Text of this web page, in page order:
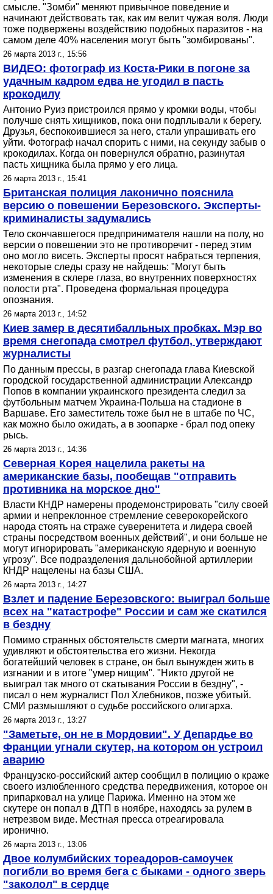
смысле. "Зомби" меняют привычное поведение и
начинают действовать так, как им велит чужая воля. Люди
тоже подвержены воздействию подобных паразитов - на
самом деле 40% населения могут быть "зомбированы".
26 марта 2013 г., 15:56
ВИДЕО: фотограф из Коста-Рики в погоне за
удачным кадром едва не угодил в пасть
крокодилу
Антонио Руиз пристроился прямо у кромки воды, чтобы
получше снять хищников, пока они подплывали к берегу.
Друзья, беспокоившиеся за него, стали упрашивать его
уйти. Фотограф начал спорить с ними, на секунду забыв о
крокодилах. Когда он повернулся обратно, разинутая
пасть хищника была прямо у его лица.
26 марта 2013 г., 15:41
Британская полиция лаконично пояснила
версию о повешении Березовского. Эксперты-
криминалисты задумались
Тело скончавшегося предпринимателя нашли на полу, но
версии о повешении это не противоречит - перед этим
оно могло висеть. Эксперты просят набраться терпения,
некоторые следы сразу не найдешь: "Могут быть
изменения в склере глаза, во внутренних поверхностях
полости рта". Проведена формальная процедура
опознания.
26 марта 2013 г., 14:52
Киев замер в десятибалльных пробках. Мэр во
время снегопада смотрел футбол, утверждают
журналисты
По данным прессы, в разгар снегопада глава Киевской
городской государственной администрации Александр
Попов в компании украинского президента следил за
футбольным матчем Украина-Польша на стадионе в
Варшаве. Его заместитель тоже был не в штабе по ЧС,
как можно было ожидать, а в зоопарке - брал под опеку
рысь.
26 марта 2013 г., 14:36
Северная Корея нацелила ракеты на
американские базы, пообещав "отправить
противника на морское дно"
Власти КНДР намерены продемонстрировать "силу своей
армии и непреклонное стремление северокорейского
народа стоять на страже суверенитета и лидера своей
страны посредством военных действий", и они больше не
могут игнорировать "американскую ядерную и военную
угрозу". Все подразделения дальнобойной артиллерии
КНДР нацелены на базы США.
26 марта 2013 г., 14:27
Взлет и падение Березовского: выиграл больше
всех на "катастрофе" России и сам же скатился
в бездну
Помимо странных обстоятельств смерти магната, многих
удивляют и обстоятельства его жизни. Некогда
богатейший человек в стране, он был вынужден жить в
изгнании и в итоге "умер нищим". "Никто другой не
выиграл так много от скатывания России в бездну", -
писал о нем журналист Пол Хлебников, позже убитый.
СМИ размышляют о судьбе российского олигарха.
26 марта 2013 г., 13:27
"Заметьте, он не в Мордовии". У Депардье во
Франции угнали скутер, на котором он устроил
аварию
Французско-российский актер сообщил в полицию о краже
своего излюбленного средства передвижения, которое он
припарковал на улице Парижа. Именно на этом же
скутере он попал в ДТП в ноябре, находясь за рулем в
нетрезвом виде. Местная пресса отреагировала
иронично.
26 марта 2013 г., 13:06
Двое колумбийских тореадоров-самоучек
погибли во время бега с быками - одного зверь
"заколол" в сердце